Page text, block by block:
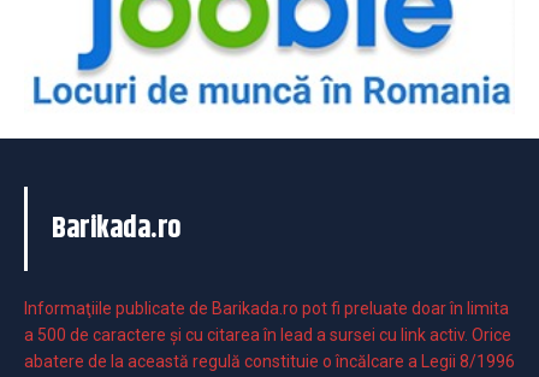
Barikada.ro
Informaţiile publicate de Barikada.ro pot fi preluate doar în limita
a 500 de caractere şi cu citarea în lead a sursei cu link activ. Orice
abatere de la această regulă constituie o încălcare a Legii 8/1996